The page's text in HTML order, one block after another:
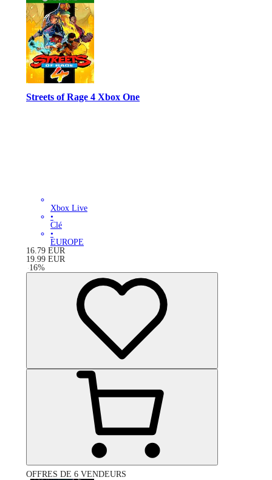
Streets of Rage 4 Xbox One
Xbox Live
•
Clé
•
EUROPE
16.79 EUR
19.99 EUR
-16%
OFFRES DE 6 VENDEURS